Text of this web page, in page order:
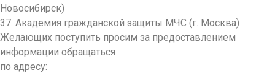
Новосибирск)
37. Академия гражданской защиты МЧС (г. Москва)
Желающих поступить просим за предоставлением
информации обращаться
по адресу: